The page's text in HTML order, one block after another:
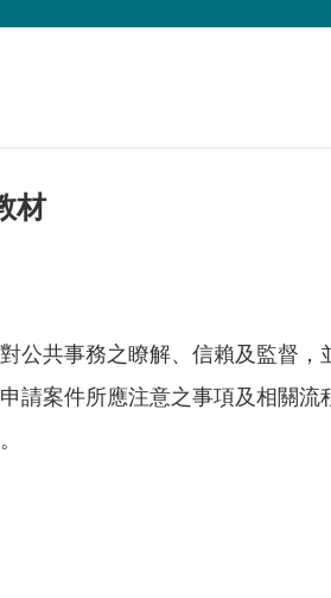
材
公共事務之瞭解、信賴及監督，
案件所應注意之事項及相關流